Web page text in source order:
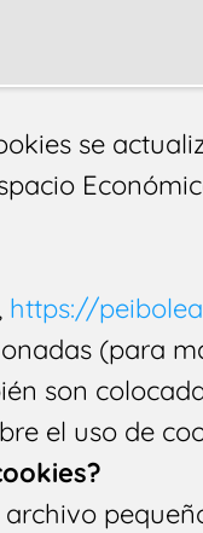
se
https://
(para
son
el uso de